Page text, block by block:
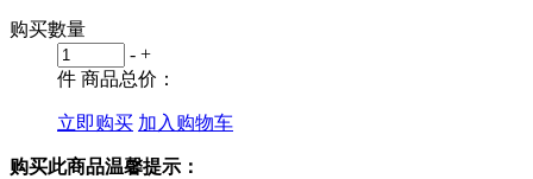
购买數量
- +
件 商品总价：
立即购买 加入购物车
购买此商品温馨提示：